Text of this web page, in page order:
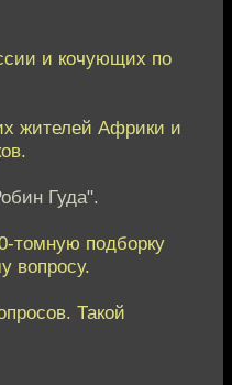
и кочующих по
жителей Африки и
Гуда".
томную подборку
вопросу.
Такой